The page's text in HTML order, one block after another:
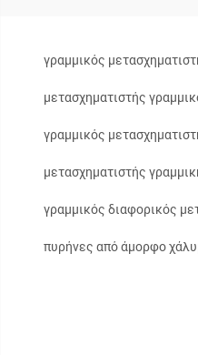
γραμμικός
μετασχηματιστής
γραμμικός
μετασχηματιστής
γραμμικός διαφορικός
πυρήνες από άμορφο